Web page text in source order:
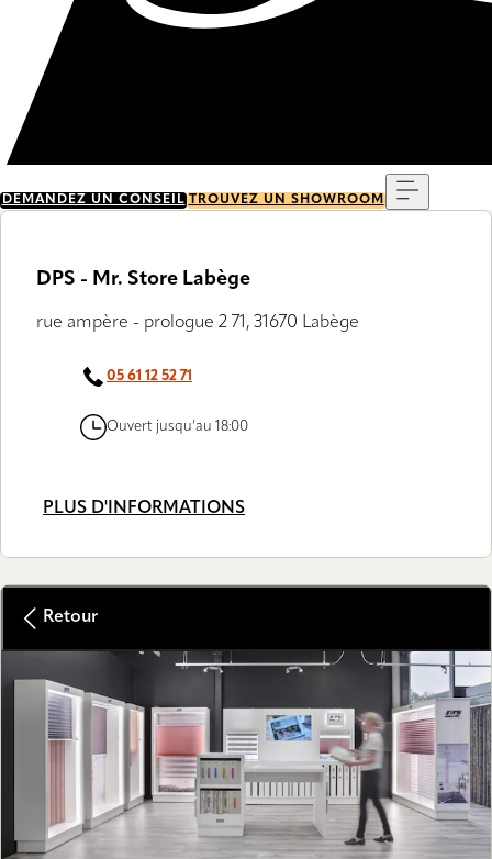
DEMANDEZ UN CONSEIL TROUVEZ UN SHOWROOM
DPS - Mr. Store Labège
rue ampère - prologue 2 71, 31670 Labège
05 61 12 52 71
Ouvert jusqu’au 18:00
PLUS D'INFORMATIONS
Retour